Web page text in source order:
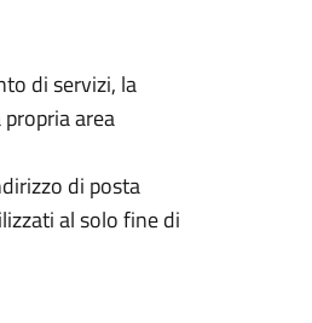
di servizi, la
area
di posta
al solo fine di